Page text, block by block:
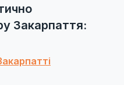
Закарпаття: